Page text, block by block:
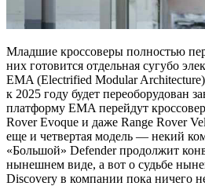
Младшие кроссоверы полностью
них готовится отдельная сугубо
EMA (Electrified Modular
к 2025 году будет переоборудован
платформу EMA перейдут
Rover Evoque и даже Range Rover
еще и четвертая модель — некий
«Большой» Defender продолжит
нынешнем виде, а вот о судьбе
Discovery в компании пока ничего